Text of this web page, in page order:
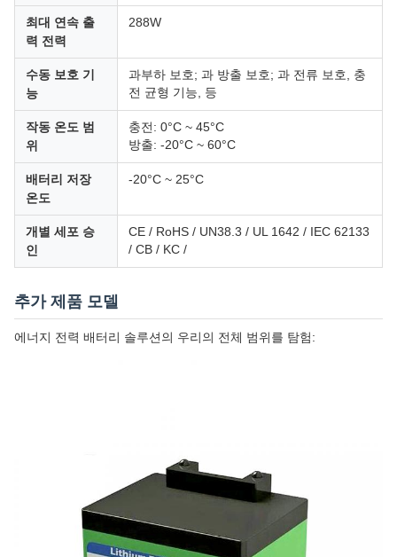
최대 연속 출
력 전력
288W
수동 보호 기
능
과부하 보호; 과 방출 보호; 과 전류 보호, 충
전 균형 기능, 등
작동 온도 범
위
충전: 0°C ~ 45°C
방출: -20°C ~ 60°C
배터리 저장
온도
-20°C ~ 25°C
개별 세포 승
인
CE / RoHS / UN38.3 / UL 1642 / IEC 62133
/ CB / KC /
추가 제품 모델
에너지 전력 배터리 솔루션의 우리의 전체 범위를 탐험: